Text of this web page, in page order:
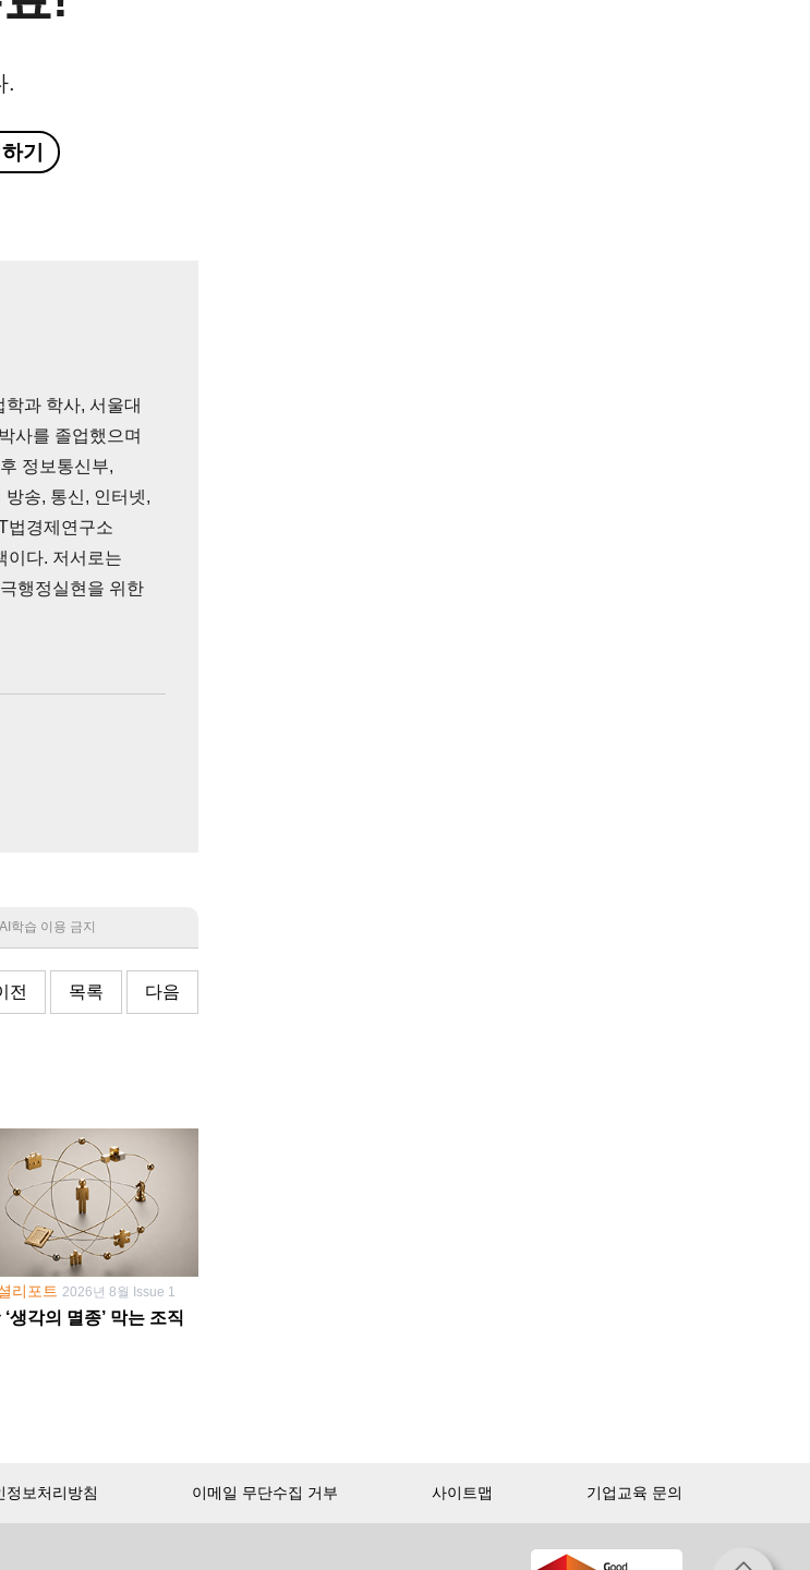
.
기
과 학사, 서울대
사를 졸업했으며
정보통신부,
송, 통신, 인터넷,
법경제연구소
이다. 저서로는
행정실현을 위한
학습 이용 금지
전 목록 다음
리포트 2026년 8월 Issue 1
생각의 멸종’ 막는 조직
정보처리방침 이메일 무단수집 거부 사이트맵 기업교육 문의